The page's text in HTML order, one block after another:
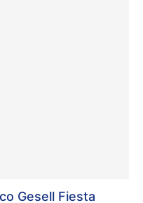
Gesell Fiesta